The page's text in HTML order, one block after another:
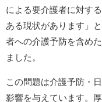
による要介護者に対す
ある現状があります」
者への介護予防を含め
ました。
この問題は介護予防・
影響を与えています。